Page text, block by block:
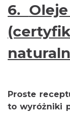
6.
Proste
to wyróżniki